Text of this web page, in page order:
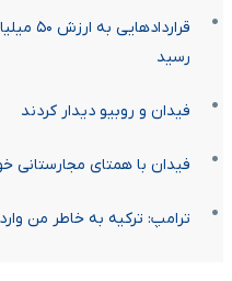
رسید
فیدان و روبیو دیدار کردند
فیدان با همتای مجارستانی
ترامپ: ترکیه به خاطر من